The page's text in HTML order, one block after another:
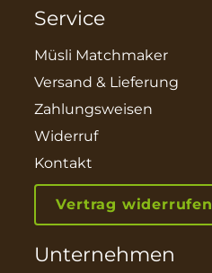
Service
Müsli Matchmaker
Versand & Lieferung
Zahlungsweisen
Widerruf
Kontakt
Vertrag widerrufen
Unternehmen